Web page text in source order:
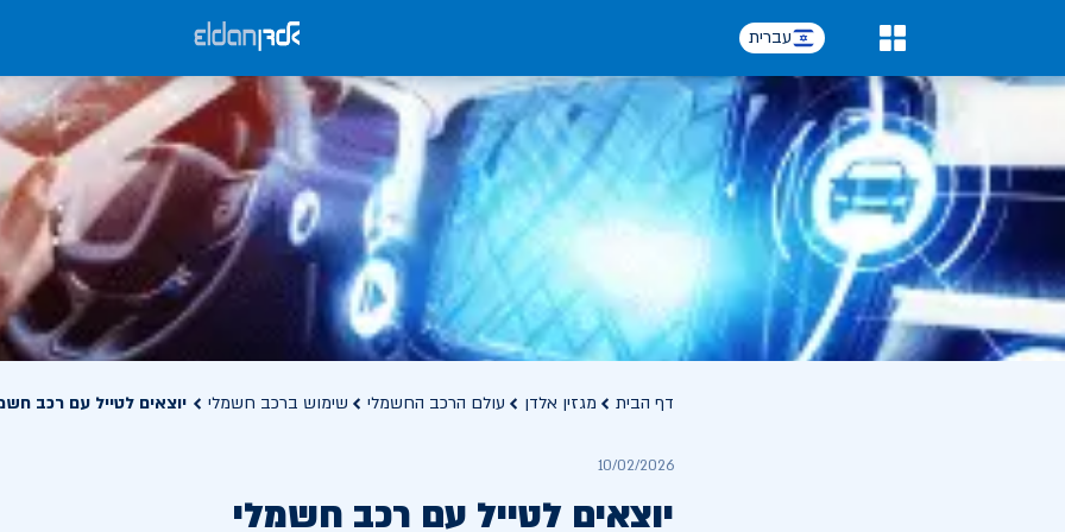
עברית
דף הבית מגזין אלדן עולם הרכב החשמלי שימוש ברכב חשמלי יוצאים לטייל עם רכב
10/02/2026
יוצאים לטייל עם רכב חשמלי